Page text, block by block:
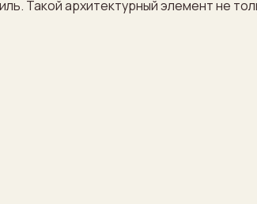
Такой архитектурный элемент не